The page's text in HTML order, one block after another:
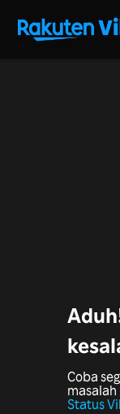
Coba
Status